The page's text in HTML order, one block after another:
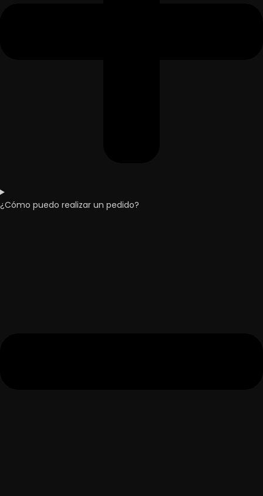
¿Cómo puedo realizar un pedido?